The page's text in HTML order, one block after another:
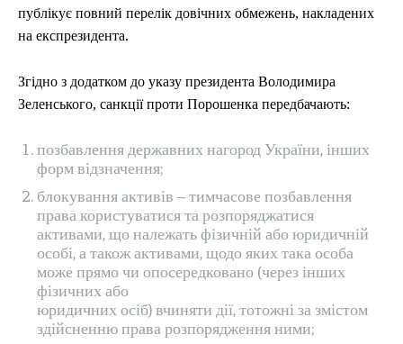
УКРАЇНА ВІЙНА СВІТ ПОЛІТИКА
УКРАЇНА ВІЙНА СВІТ ПОЛІТИКА
СПОРТ ТЕХНОЛОГІЇ
СПОРТ ТЕХНОЛОГІЇ
публікує повний перелік довічних обмежень, накладених
на експрезидента.
Згідно з додатком до указу президента Володимира
Зеленського, санкції проти Порошенка передбачають:
позбавлення державних нагород України, інших
форм відзначення;
блокування активів – тимчасове позбавлення
права користуватися та розпоряджатися
активами, що належать фізичній або юридичній
особі, а також активами, щодо яких така особа
може прямо чи опосередковано (через інших
фізичних або
юридичних осіб) вчиняти дії, тотожні за змістом
здійсненню права розпорядження ними;